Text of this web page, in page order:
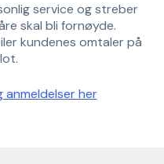
service og streber
skal bli fornøyde.
kundenes omtaler på
anmeldelser her